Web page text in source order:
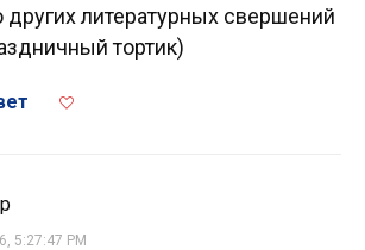
литературных свершений
тортик)
5:27:47 PM